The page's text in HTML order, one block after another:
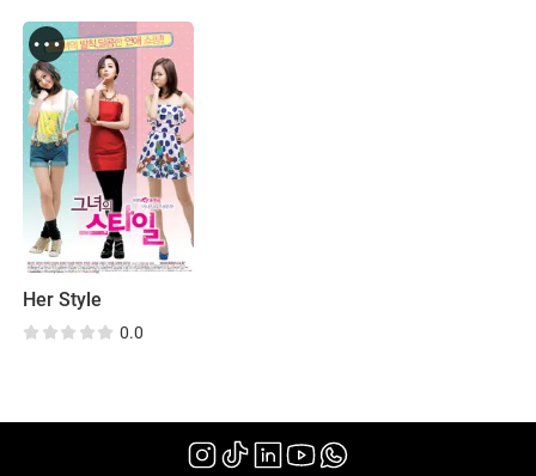
Her Style
0.0